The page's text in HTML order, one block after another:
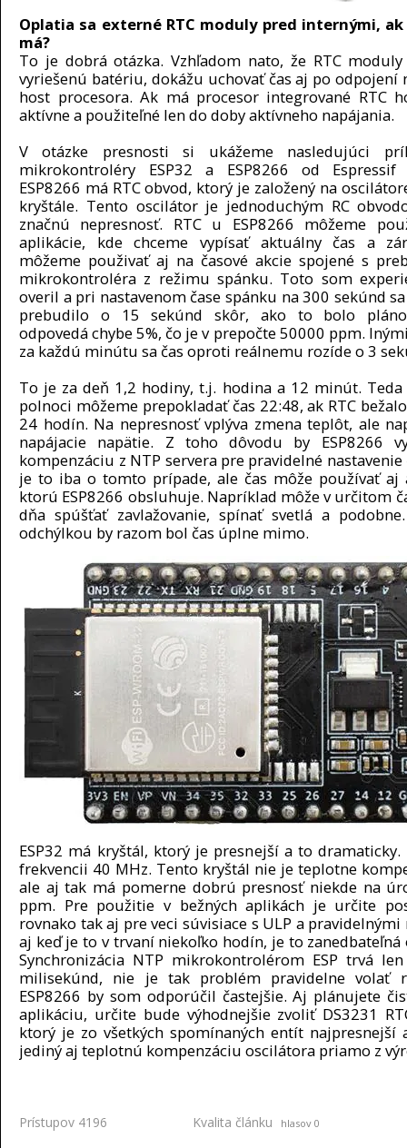
Oplatia sa externé RTC moduly pred internými, ak
má?
To je dobrá otázka. Vzhľadom nato, že RTC
vyriešenú batériu, dokážu uchovať čas aj po odpojení
host procesora. Ak má procesor integrované RTC
aktívne a použiteľné len do doby aktívneho napájania.
V otázke presnosti si ukážeme nasledujúci
mikrokontroléry ESP32 a ESP8266 od Espressif
ESP8266 má RTC obvod, ktorý je založený na
kryštále. Tento oscilátor je jednoduchým RC
značnú nepresnosť. RTC u ESP8266 môžeme
aplikácie, kde chceme vypísať aktuálny čas a
môžeme použivať aj na časové akcie spojené s
mikrokontroléra z režimu spánku. Toto som
overil a pri nastavenom čase spánku na 300 sekúnd sa
prebudilo o 15 sekúnd skôr, ako to bolo
odpovedá chybe 5%, čo je v prepočte 50000 ppm.
za každú minútu sa čas oproti reálnemu rozíde o 3
To je za deň 1,2 hodiny, t.j. hodina a 12 minút.
polnoci môžeme prepokladať čas 22:48, ak RTC
24 hodín. Na nepresnosť vplýva zmena teplôt, ale
napájacie napätie. Z toho dôvodu by ESP8266
kompenzáciu z NTP servera pre pravidelné nastavenie
je to iba o tomto prípade, ale čas môže používať aj
ktorú ESP8266 obsluhuje. Napríklad môže v určitom
dňa spúšťať zavlažovanie, spínať svetlá a
odchýlkou by razom bol čas úplne mimo.
ESP32 má kryštál, ktorý je presnejší a to
frekvencii 40 MHz. Tento kryštál nie je teplotne
ale aj tak má pomerne dobrú presnosť niekde na
ppm. Pre použitie v bežných aplikách je určite
rovnako tak aj pre veci súvisiace s ULP a
aj keď je to v trvaní niekoľko hodín, je to zanedbateľná
Synchronizácia NTP mikrokontrolérom ESP trvá
milisekúnd, nie je tak problém pravidelne volať
ESP8266 by som odporúčil častejšie. Aj plánujete
aplikáciu, určite bude výhodnejšie zvoliť DS3231
ktorý je zo všetkých spomínaných entít najpresnejší
jediný aj teplotnú kompenzáciu oscilátora priamo z
Prístupov 4196 Kvalita článku hlasov 0